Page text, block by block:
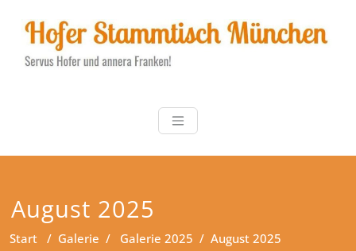
Inhalt
springen
Hofer
August 2025
Start / Galerie / Galerie 2025 / August 2025